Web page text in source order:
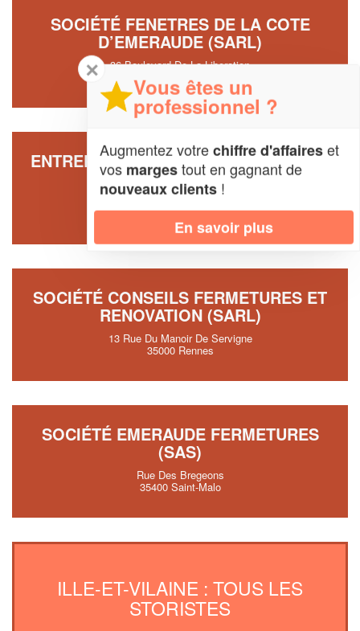
SOCIÉTÉ FENETRES DE LA COTE
D’EMERAUDE (SARL)
36 Boulevard De La Liberation
35800 Dinard
ENTREPRISE MENUISERIES BATIMENT
FERMETURES (SAS)
35580 Goven
SOCIÉTÉ CONSEILS FERMETURES ET
RENOVATION (SARL)
13 Rue Du Manoir De Servigne
35000 Rennes
SOCIÉTÉ EMERAUDE FERMETURES
(SAS)
Rue Des Bregeons
35400 Saint-Malo
ILLE-ET-VILAINE : TOUS LES
STORISTES
✕
Vous êtes un
professionnel ?
Augmentez votrechiffre d'affaireset
vos margestout en gagnant de
nouveaux clients !
En savoir plus